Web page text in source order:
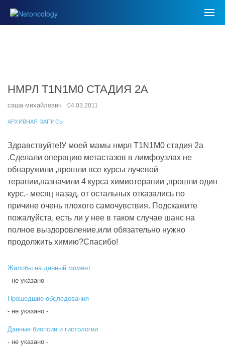
НМРЛ T1N1M0 СТАДИЯ 2А
саша михайлович 04.03.2011
АРХИВНАЯ ЗАПИСЬ
Здравствуйте!У моей мамы нмрл T1N1M0 стадия 2а
.Сделали операцию метастазов в лимфоузлах не
обнаружили ,прошли все курсы лучевой
терапии,назначили 4 курса химиотерапии ,прошли один
курс,- месяц назад, от остальных отказались по
причине очень плохого самочувствия. Подскажите
пожалуйста, есть ли у нее в таком случае шанс на
полное выздоровление,или обязательно нужно
продолжить химию?Спасибо!
Жалобы на данный момент
- не указано -
Прошедшие обследования
- не указано -
Данные биопсии и гистологии
- не указано -